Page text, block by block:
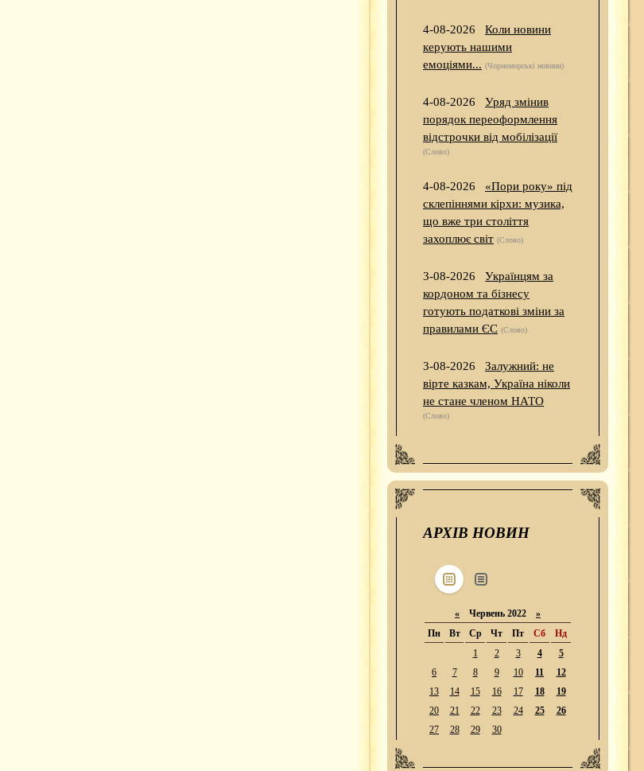
4-08-2026
Коли новини
керують нашими
емоціями... (Чорноморські новини)
4-08-2026
Уряд змінив
порядок переоформлення
відстрочки від мобілізації
(Слово)
4-08-2026
«Пори року» під
склепіннями кірхи: музика,
що вже три століття
захоплює світ (Слово)
3-08-2026
Українцям за
кордоном та бізнесу
готують податкові зміни за
правилами ЄС (Слово)
3-08-2026
Залужний: не
вірте казкам, Україна ніколи
не стане членом НАТО
(Слово)
АРХІВ НОВИН
« Червень 2022 »
Пн
Вт Ср Чт Пт Сб
Нд
1
2 3 4
5
6
7 8 9 10 11
12
13
14 15 16 17 18
19
20
21 22 23 24 25
26
27
28 29 30